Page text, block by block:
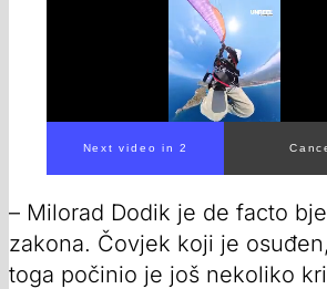
– Milorad Dodik je de facto
zakona. Čovjek koji je
toga počinio je još nekoliko